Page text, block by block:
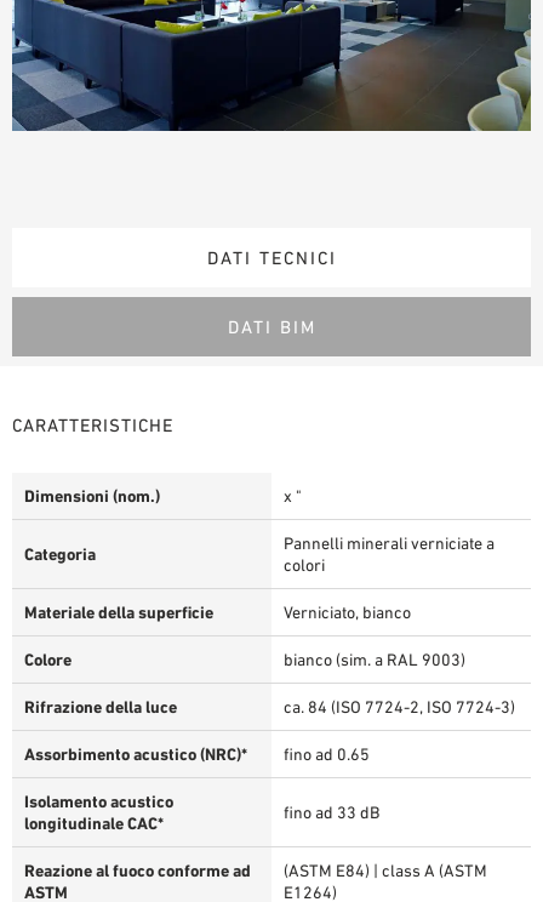
DATI TECNICI
DATI BIM
CARATTERISTICHE
Dimensioni (nom.) x "
Categoria
Pannelli minerali verniciate a
colori
Materiale della superficie Verniciato, bianco
Colore bianco (sim. a RAL 9003)
Rifrazione della luce ca. 84 (ISO 7724-2, ISO 7724-3)
Assorbimento acustico (NRC)* fino ad 0.65
Isolamento acustico
longitudinale CAC*
fino ad 33 dB
Reazione al fuoco conforme ad
ASTM
(ASTM E84) | class A (ASTM
E1264)